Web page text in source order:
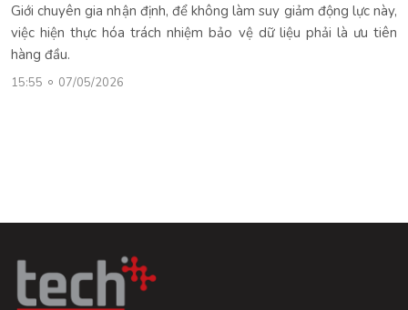
Giới chuyên gia nhận định, để không làm suy giảm động lực này,
việc hiện thực hóa trách nhiệm bảo vệ dữ liệu phải là ưu tiên
hàng đầu.
15:55 07/05/2026